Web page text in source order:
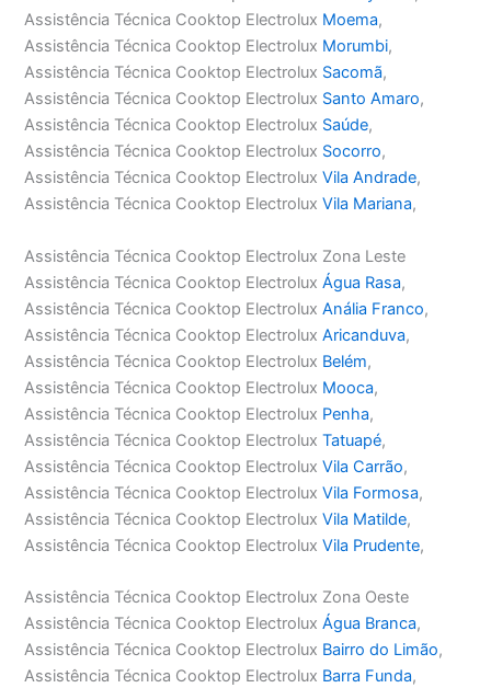
Assistência Técnica Cooktop Electrolux Moema,
Assistência Técnica Cooktop Electrolux Morumbi,
Assistência Técnica Cooktop Electrolux Sacomã,
Assistência Técnica Cooktop Electrolux Santo Amaro,
Assistência Técnica Cooktop Electrolux Saúde,
Assistência Técnica Cooktop Electrolux Socorro,
Assistência Técnica Cooktop ElectroluxVila Andrade,
Assistência Técnica Cooktop ElectroluxVila Mariana,
Assistência Técnica Cooktop Electrolux Zona Leste
Assistência Técnica Cooktop ElectroluxÁgua Rasa,
Assistência Técnica Cooktop ElectroluxAnália Franco,
Assistência Técnica Cooktop ElectroluxAricanduva,
Assistência Técnica Cooktop Electrolux Belém,
Assistência Técnica Cooktop Electrolux Mooca,
Assistência Técnica Cooktop Electrolux Penha,
Assistência Técnica Cooktop ElectroluxTatuapé,
Assistência Técnica Cooktop ElectroluxVila Carrão,
Assistência Técnica Cooktop ElectroluxVila Formosa,
Assistência Técnica Cooktop ElectroluxVila Matilde,
Assistência Técnica Cooktop ElectroluxVila Prudente,
Assistência Técnica Cooktop Electrolux Zona Oeste
Assistência Técnica Cooktop ElectroluxÁgua Branca,
Assistência Técnica Cooktop Electrolux Bairro do Limão,
Assistência Técnica Cooktop Electrolux Barra Funda,